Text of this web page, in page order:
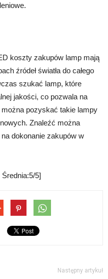
koszty zakupów lamp mają
źródeł światła do całego
szukać lamp, które
jakości, co pozwala na
pozyskać takie lampy
Znaleźć można
dokonanie zakupów w
5]
Następny artykuł